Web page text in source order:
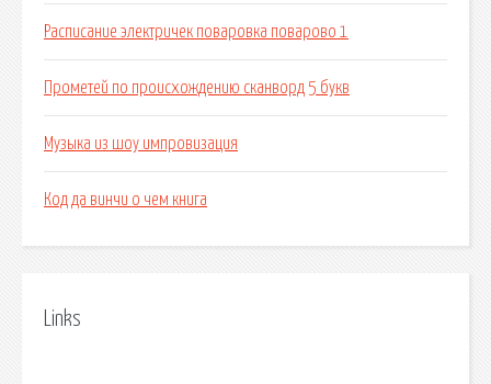
Расписание электричек поваровка поварово 1
Прометей по происхождению сканворд 5 букв
Музыка из шоу импровизация
Код да винчи о чем книга
Links